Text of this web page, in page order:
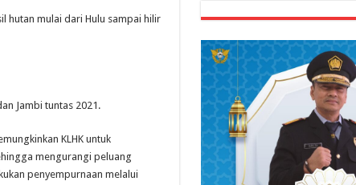
hutan mulai dari Hulu sampai hilir
Jambi tuntas 2021.
KLHK untuk
mengurangi peluang
penyempurnaan melalui